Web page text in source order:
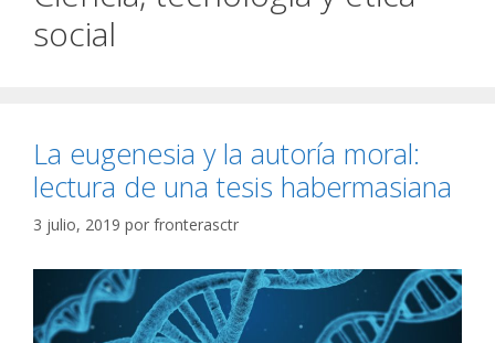
social
La eugenesia y la autoría moral:
lectura de una tesis habermasiana
3 julio, 2019 por fronterasctr